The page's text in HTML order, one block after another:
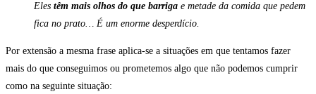
Eles têm mais olhos do que barriga e metade da comida que pedem
fica no prato… É um enorme desperdício.
Por extensão a mesma frase aplica-se a situações em que tentamos fazer
mais do que conseguimos ou prometemos algo que não podemos cumprir
como na seguinte situação: